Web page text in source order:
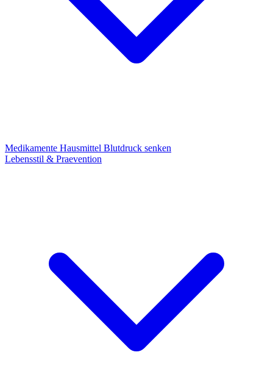
Medikamente Hausmittel Blutdruck senken
Lebensstil & Praevention